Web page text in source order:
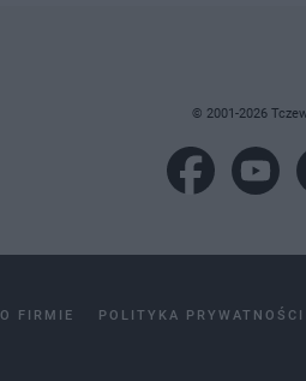
© 2001-2026
O FIRMIE POLITYKA PRYWATNOŚCI